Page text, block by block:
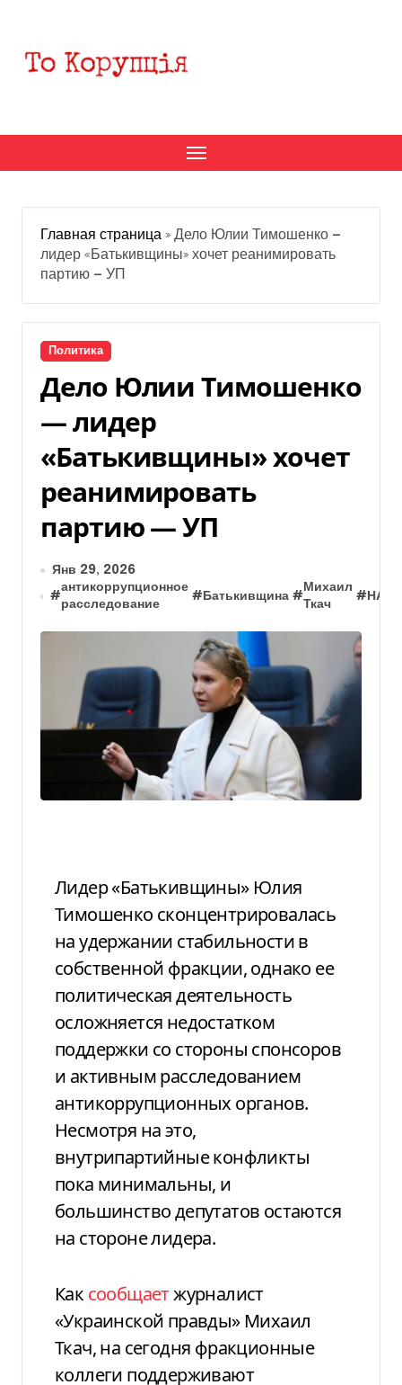
содержанию
Главная страница » Дело Юлии Тимошенко —
лидер «Батькивщины» хочет реанимировать
партию — УП
Политика
Дело Юлии Тимошенко
— лидер
«Батькивщины» хочет
реанимировать
партию — УП
Янв 29, 2026
#
антикоррупционное
расследование
#Батькивщина #
Михаил
Ткач
#НАБУ
Лидер «Батькивщины» Юлия
Тимошенко сконцентрировалась
на удержании стабильности в
собственной фракции, однако ее
политическая деятельность
осложняется недостатком
поддержки со стороны спонсоров
и активным расследованием
антикоррупционных органов.
Несмотря на это,
внутрипартийные конфликты
пока минимальны, и
большинство депутатов остаются
на стороне лидера.
Как сообщаетжурналист
«Украинской правды» Михаил
Ткач, на сегодня фракционные
коллеги поддерживают